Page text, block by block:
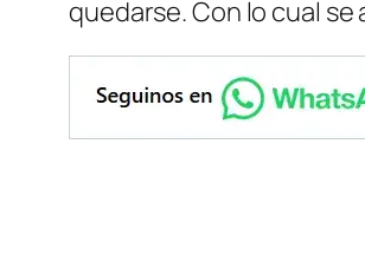
quedarse. Con lo cual